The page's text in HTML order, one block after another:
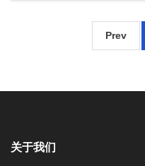
Prev
关于我们